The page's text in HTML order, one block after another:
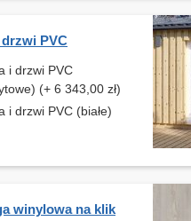
PVC
i drzwi PVC
(+ 6 343,00 zł)
i drzwi PVC (białe)
winylowa na klik